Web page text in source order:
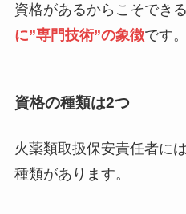
資格があるからこそできる
に”専門技術”の象徴です。
資格の種類は2つ
火薬類取扱保安責任者に
種類があります。